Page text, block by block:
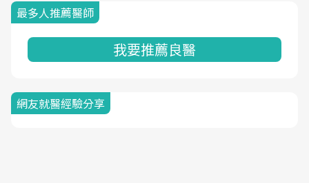
最多人推薦醫師
我要推薦良醫
網友就醫經驗分享